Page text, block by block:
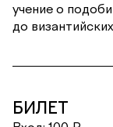
учение о
до
БИЛЕТ